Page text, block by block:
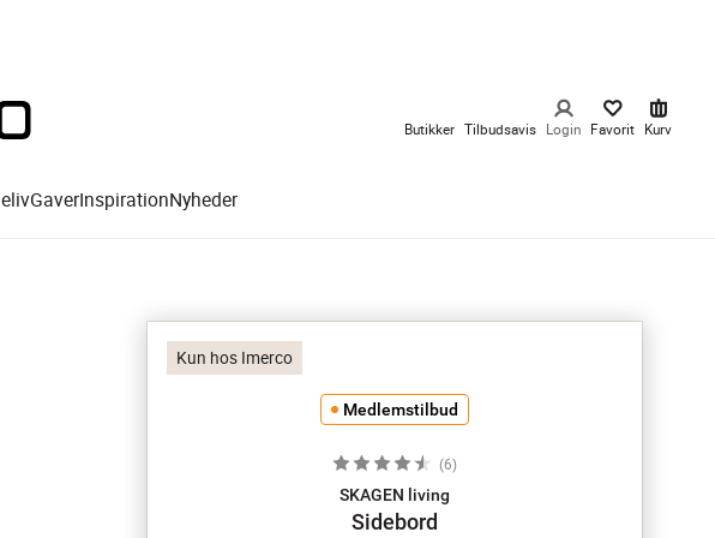
Butikker Tilbudsavis Login Favorit Kurv
GaverInspirationNyheder
Kun hos Imerco
Medlemstilbud
(6)
SKAGEN living
Sidebord